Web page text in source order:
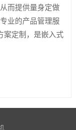
而提供量身定做
业的产品管理服
案定制，是嵌入式